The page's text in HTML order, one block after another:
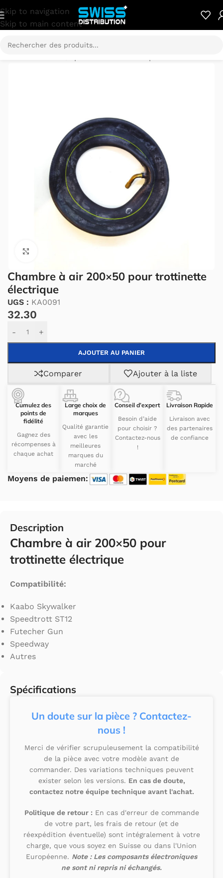
Skip to navigation
Skip to main content
Chambre à air 200×50 pour trottinette
électrique
UGS : KA0091
32.30
- +
AJOUTER AU PANIER
Alternative:
Comparer Ajouter à la liste
Cumulez des
points de
fidélité
Gagnez des
récompenses à
chaque achat
Large choix de
marques
Qualité garantie
avec les
meilleures
marques du
marché
Conseil d’expert
Besoin d’aide
pour choisir ?
Contactez-nous
!
Livraison Rapide
Livraison avec
des partenaires
de confiance
Moyens de paiemen:
Description
Chambre à air 200×50 pour
trottinette électrique
Compatibilité:
Kaabo Skywalker
Speedtrott ST12
Futecher Gun
Speedway
Autres
Spécifications
Un doute sur la pièce ? Contactez-
nous !
Merci de vérifier scrupuleusement la compatibilité
de la pièce avec votre modèle avant de
commander. Des variations techniques peuvent
exister selon les versions. En cas de doute,
contactez notre équipe technique avant l'achat.
Politique de retour : En cas d'erreur de commande
de votre part, les frais de retour (et de
réexpédition éventuelle) sont intégralement à votre
charge, que vous soyez en Suisse ou dans l'Union
Européenne. Note : Les composants électroniques
ne sont ni repris ni échangés.